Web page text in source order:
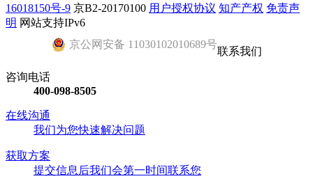
16018150号-9 京B2-20170100 用户授权协议 知产产权 免责声
明 网站支持IPv6
京公网安备 11030102010689号
联系我们
咨询电话
400-098-8505
在线沟通
我们为您快速解决问题
获取方案
提交信息后我们会第一时间联系您